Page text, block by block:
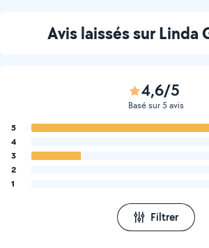
Avis laissés sur Linda
4,6/5
Basé sur 5 avis
5
4
3
2
1
Filtrer